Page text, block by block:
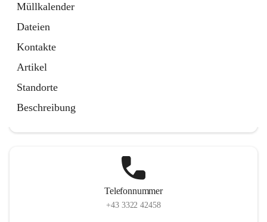
Müllkalender
Dateien
Kontakte
Artikel
Standorte
Beschreibung
Telefonnummer
+43 3322 42458